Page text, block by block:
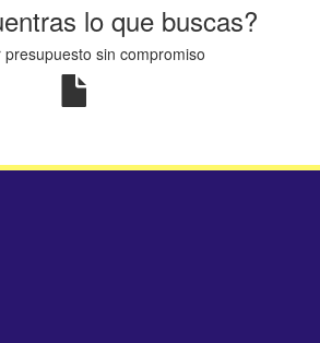
lo que buscas?
presupuesto sin compromiso